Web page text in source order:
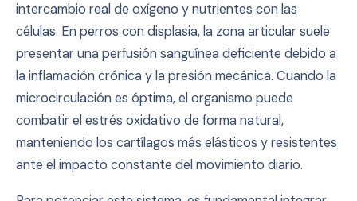
intercambio real de oxígeno y nutrientes con las
células. En perros con displasia, la zona articular suele
presentar una perfusión sanguínea deficiente debido a
la inflamación crónica y la presión mecánica. Cuando la
microcirculación es óptima, el organismo puede
combatir el estrés oxidativo de forma natural,
manteniendo los cartílagos más elásticos y resistentes
ante el impacto constante del movimiento diario.